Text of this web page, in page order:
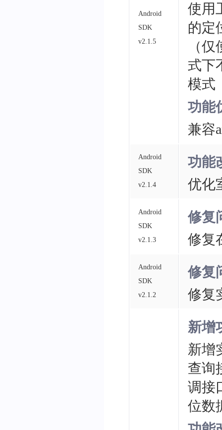
Android
SDK
v2.1.5
使用
的定
（
式下
模式
功能
兼容
Android
SDK
v2.1.4
功能
优化
Android
SDK
v2.1.3
修复
修复
Android
SDK
v2.1.2
修复
修复
新增
新增
查询
调接
位数